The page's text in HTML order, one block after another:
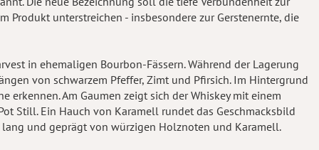
Produkt unterstreichen - insbesondere zur Gerstenernte, die
in ehemaligen Bourbon-Fässern. Während der Lagerung
von schwarzem Pfeffer, Zimt und Pfirsich. Im Hintergrund
Am Gaumen zeigt sich der Whiskey mit einem
Still. Ein Hauch von Karamell rundet das Geschmacksbild
und geprägt von würzigen Holznoten und Karamell.